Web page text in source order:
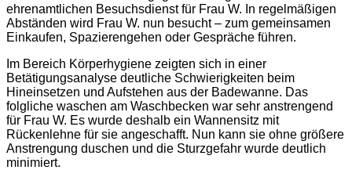
ehrenamtlichen Besuchsdienst für Frau W. In regelmäßigen
Abständen wird Frau W. nun besucht – zum gemeinsamen
Einkaufen, Spazierengehen oder Gespräche führen.
Im Bereich Körperhygiene zeigten sich in einer
Betätigungsanalyse deutliche Schwierigkeiten beim
Hineinsetzen und Aufstehen aus der Badewanne. Das
folgliche waschen am Waschbecken war sehr anstrengend
für Frau W. Es wurde deshalb ein Wannensitz mit
Rückenlehne für sie angeschafft. Nun kann sie ohne größere
Anstrengung duschen und die Sturzgefahr wurde deutlich
minimiert.